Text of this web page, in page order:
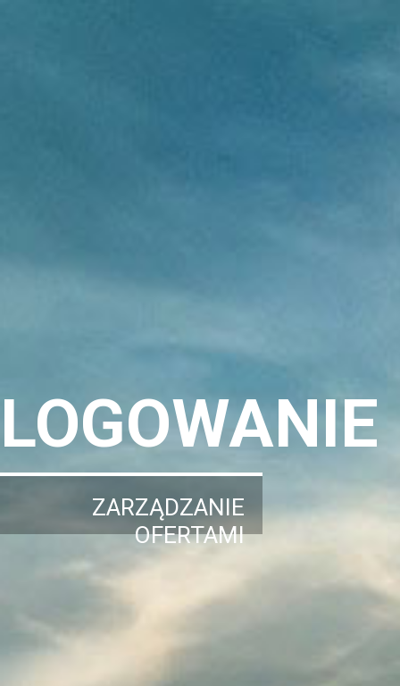
LOGOWANIE
ZARZĄDZANIE
OFERTAMI